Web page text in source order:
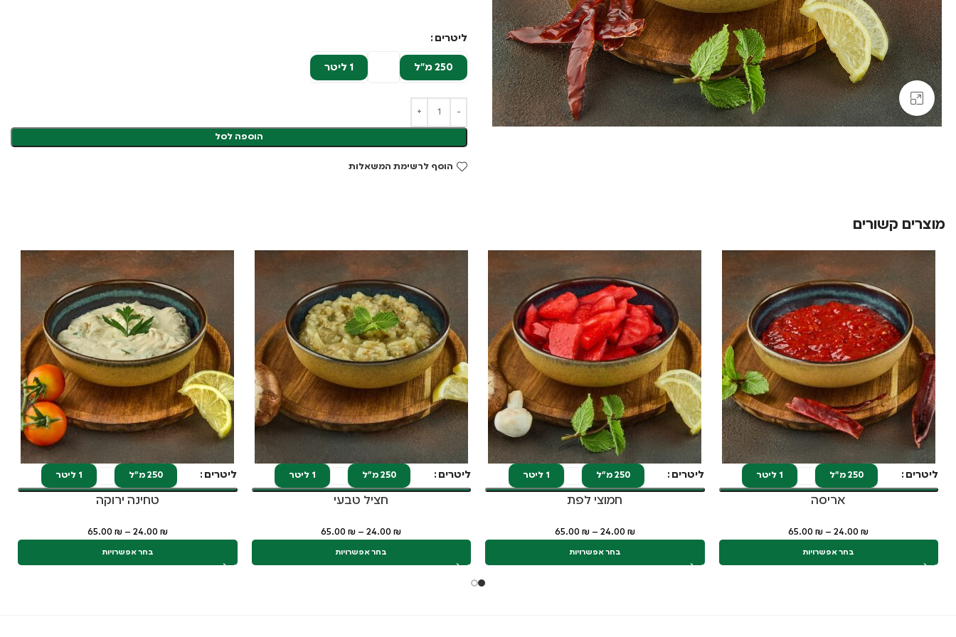
Click to enlarge
ליטרים
250 מ"ל 1 ליטר
הוספה לסל
הוסף לרשימת המשאלות
מוצרים קשורים
ליטרים 250 מ"ל 1 ליטר
אריסה
24.00₪
–
65.00₪
בחר אפשרויות
ליטרים 250 מ"ל 1 ליטר
חמוצי לפת
24.00 ₪
–
65.00 ₪
בחר אפשרויות
ליטרים 250 מ"ל 1 ליטר
חציל טבעי
24.00₪
–
65.00₪
בחר אפשרויות
ליטרים 250 מ"ל 1 ליטר
טחינה ירוקה
24.00 ₪
–
65.00 ₪
בחר אפשרויות